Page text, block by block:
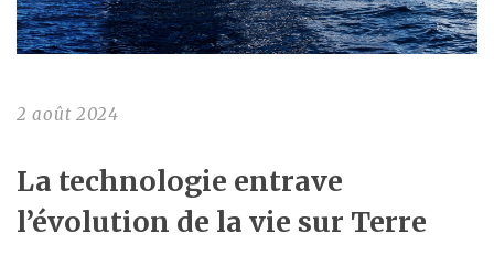
2 août 2024
La technologie entrave
l’évolution de la vie sur Terre